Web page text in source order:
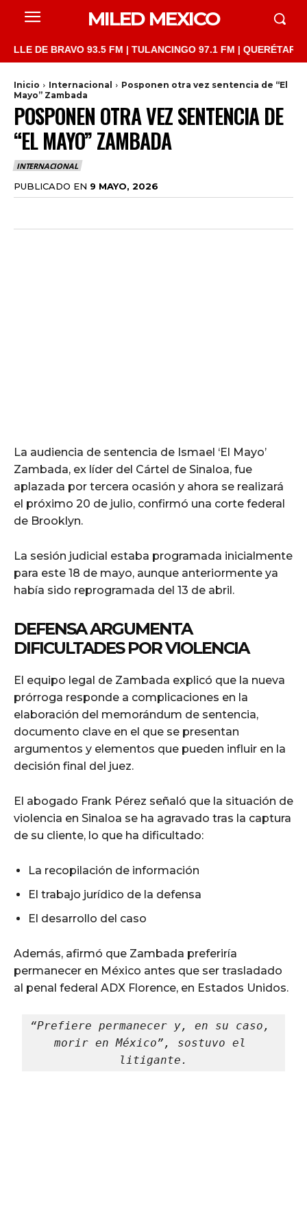
MILED MEXICO
BRAVO 93.5 FM | TULANCINGO 97.1 FM | QUERÉTARO
Inicio Internacional
Posponen otra vez sentencia de “El
Mayo” Zambada
POSPONEN OTRA VEZ SENTENCIA DE
“EL MAYO” ZAMBADA
INTERNACIONAL
PUBLICADO EN 9 MAYO, 2026
La audiencia de sentencia de Ismael ‘El Mayo’
Zambada, ex líder del Cártel de Sinaloa, fue
aplazada por tercera ocasión y ahora se realizará
el próximo 20 de julio, confirmó una corte federal
de Brooklyn.
La sesión judicial estaba programada inicialmente
para este 18 de mayo, aunque anteriormente ya
había sido reprogramada del 13 de abril.
DEFENSA ARGUMENTA
DIFICULTADES POR VIOLENCIA
El equipo legal de Zambada explicó que la nueva
prórroga responde a complicaciones en la
elaboración del memorándum de sentencia,
documento clave en el que se presentan
argumentos y elementos que pueden influir en la
decisión final del juez.
El abogado Frank Pérez señaló que la situación de
violencia en Sinaloa se ha agravado tras la captura
de su cliente, lo que ha dificultado:
La recopilación de información
El trabajo jurídico de la defensa
El desarrollo del caso
Además, afirmó que Zambada preferiría
permanecer en México antes que ser trasladado
al penal federal ADX Florence, en Estados Unidos.
“Prefiere permanecer y, en su caso,
morir en México”, sostuvo el
litigante.